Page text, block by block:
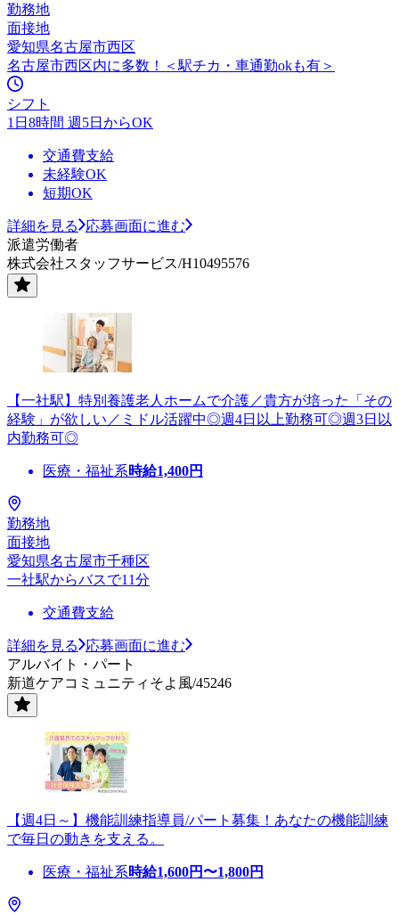
勤務地
面接地
愛知県名古屋市西区
名古屋市西区内に多数！＜駅チカ・車通勤okも有＞
シフト
1日8時間 週5日からOK
交通費支給
未経験OK
短期OK
詳細を見る
応募画面に進む
派遣労働者
株式会社スタッフサービス/H10495576
【一社駅】特別養護老人ホームで介護／貴方が培った「その
経験」が欲しい／ミドル活躍中◎週4日以上勤務可◎週3日以
内勤務可◎
医療・福祉系時給1,400円
勤務地
面接地
愛知県名古屋市千種区
一社駅からバスで11分
交通費支給
詳細を見る
応募画面に進む
アルバイト・パート
新道ケアコミュニティそよ風/45246
【週4日～】機能訓練指導員/パート募集！あなたの機能訓練
で毎日の動きを支える。
医療・福祉系時給1,600円〜1,800円